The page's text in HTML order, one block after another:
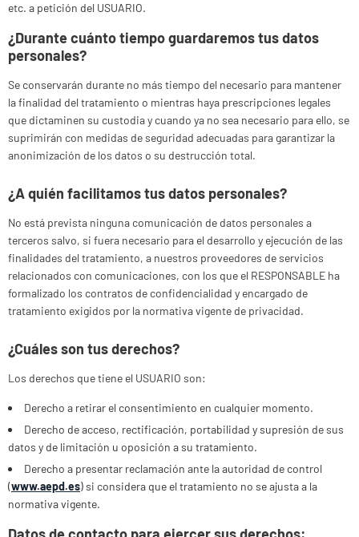
etc. a petición del USUARIO.
¿Durante cuánto tiempo guardaremos tus datos
personales?
Se conservarán durante no más tiempo del necesario para mantener
la finalidad del tratamiento o mientras haya prescripciones legales
que dictaminen su custodia y cuando ya no sea necesario para ello, se
suprimirán con medidas de seguridad adecuadas para garantizar la
anonimización de los datos o su destrucción total.
¿A quién facilitamos tus datos personales?
No está prevista ninguna comunicación de datos personales a
terceros salvo, si fuera necesario para el desarrollo y ejecución de las
finalidades del tratamiento, a nuestros proveedores de servicios
relacionados con comunicaciones, con los que el RESPONSABLE ha
formalizado los contratos de confidencialidad y encargado de
tratamiento exigidos por la normativa vigente de privacidad.
¿Cuáles son tus derechos?
Los derechos que tiene el USUARIO son:
Derecho a retirar el consentimiento en cualquier momento.
Derecho de acceso, rectificación, portabilidad y supresión de sus
datos y de limitación u oposición a su tratamiento.
Derecho a presentar reclamación ante la autoridad de control
(www.aepd.es) si considera que el tratamiento no se ajusta a la
normativa vigente.